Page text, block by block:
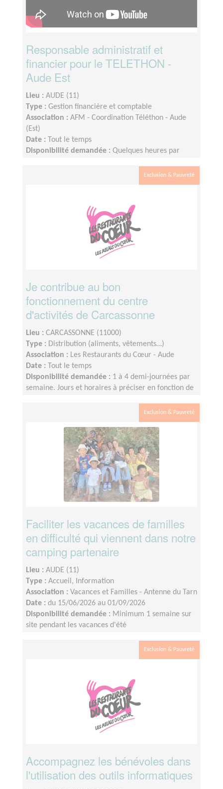
Responsable administratif et
financier pour le TELETHON -
Aude Est
Lieu : AUDE (11)
Type : Gestion financière et comptable
Association : AFM - Coordination Téléthon - Aude
(Est)
Date :
Tout le temps
Disponibilité demandée : Quelques heures par
Exclusion & Pauvreté
Je contribue au bon
fonctionnement du centre
d'activités de Carcassonne
Lieu : CARCASSONNE (11000)
Type : Distribution (aliments, vêtements…)
Association : Les Restaurants du Cœur - Aude
Date :
Tout le temps
Disponibilité demandée : 1 à 4 demi-journées par
semaine. Jours et horaires à préciser en fonction de
Exclusion & Pauvreté
Faciliter les vacances de familles
en difficulté qui viennent dans notre
camping partenaire
Lieu : AUDE (11)
Type : Accueil, Information
Association : Vacances et Familles - Antenne du Tarn
Date : du 15/06/2026 au 01/09/2026
Disponibilité demandée : Minimum 1 semaine sur
site pendant les vacances d'été
Exclusion & Pauvreté
Accompagnez les bénévoles dans
l'utilisation des outils informatiques